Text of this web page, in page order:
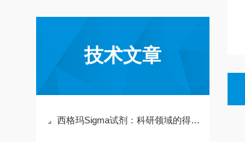
技术文章
西格玛Sigma试剂：科研领域的得力助手